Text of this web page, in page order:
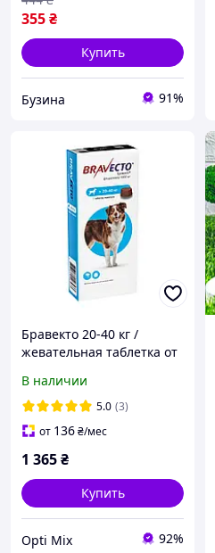
355₴
Купить
Бузина 91%
Бравекто 20-40 кг /
жевательная таблетка от
В наличии
5.0 (3)
от 136₴/мес
1 365₴
Купить
Opti Mix 92%